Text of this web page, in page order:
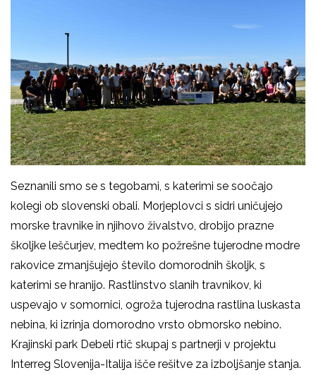
Seznanili smo se s tegobami, s katerimi se soočajo
kolegi ob slovenski obali. Morjeplovci s sidri uničujejo
morske travnike in njihovo živalstvo, drobijo prazne
školjke leščurjev, medtem ko požrešne tujerodne modre
rakovice zmanjšujejo število domorodnih školjk, s
katerimi se hranijo. Rastlinstvo slanih travnikov, ki
uspevajo v somornici, ogroža tujerodna rastlina luskasta
nebina, ki izrinja domorodno vrsto obmorsko nebino.
Krajinski park Debeli rtič skupaj s partnerji v projektu
Interreg Slovenija-Italija išče rešitve za izboljšanje stanja.